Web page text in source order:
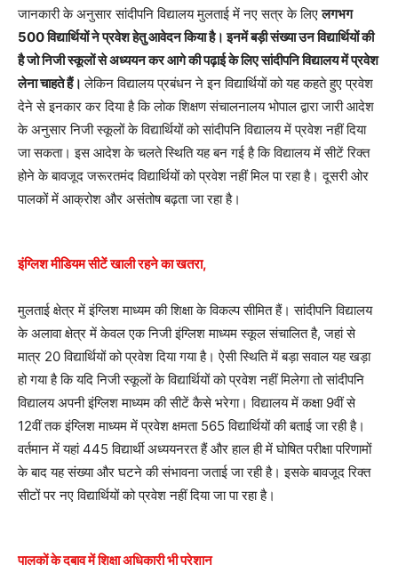
जानकारी के अनुसार सांदीपनि विद्यालय मुलताई में नए सत्र के लिएलगभग
500 विद्यार्थियों ने प्रवेश हेतु आवेदन किया है। इनमें बड़ी संख्या उन विद्यार्थियों की
है जो निजी स्कूलों से अध्ययन कर आगे की पढ़ाई के लिए सांदीपनि विद्यालय में प्रवेश
लेना चाहते हैं।लेकिन विद्यालय प्रबंधन ने इन विद्यार्थियों को यह कहते हुए प्रवेश
देने से इनकार कर दिया है कि लोक शिक्षण संचालनालय भोपाल द्वारा जारी आदेश
के अनुसार निजी स्कूलों के विद्यार्थियों को सांदीपनि विद्यालय में प्रवेश नहीं दिया
जा सकता। इस आदेश के चलते स्थिति यह बन गई है कि विद्यालय में सीटें रिक्त
होने के बावजूद जरूरतमंद विद्यार्थियों को प्रवेश नहीं मिल पा रहा है। दूसरी ओर
पालकों में आक्रोश और असंतोष बढ़ता जा रहा है।
इंग्लिश मीडियम सीटें खाली रहने का खतरा,
मुलताई क्षेत्र में इंग्लिश माध्यम की शिक्षा के विकल्प सीमित हैं। सांदीपनि विद्यालय
के अलावा क्षेत्र में केवल एक निजी इंग्लिश माध्यम स्कूल संचालित है, जहां से
मात्र 20 विद्यार्थियों को प्रवेश दिया गया है। ऐसी स्थिति में बड़ा सवाल यह खड़ा
हो गया है कि यदि निजी स्कूलों के विद्यार्थियों को प्रवेश नहीं मिलेगा तो सांदीपनि
विद्यालय अपनी इंग्लिश माध्यम की सीटें कैसे भरेगा। विद्यालय में कक्षा 9वीं से
12वीं तक इंग्लिश माध्यम में प्रवेश क्षमता 565 विद्यार्थियों की बताई जा रही है।
वर्तमान में यहां 445 विद्यार्थी अध्ययनरत हैं और हाल ही में घोषित परीक्षा परिणामों
के बाद यह संख्या और घटने की संभावना जताई जा रही है। इसके बावजूद रिक्त
सीटों पर नए विद्यार्थियों को प्रवेश नहीं दिया जा पा रहा है।
पालकों के दबाव में शिक्षा अधिकारी भी परेशान